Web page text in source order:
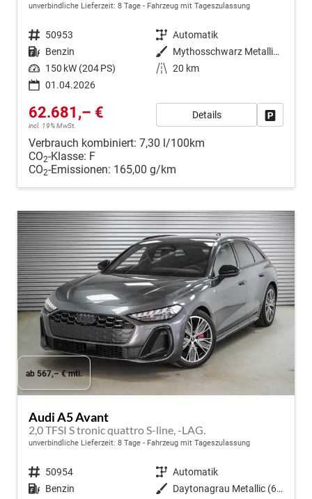
unverbindliche Lieferzeit: 8 Tage Fahrzeug mit Tageszulassung
Fahrzeugnr. 50953 Getriebe Automatik
Kraftstoff Benzin Außenfarbe
Mythosschwarz Metallic (0E)
Leistung 150 kW (204 PS) Kilometerstand 20 km
01.04.2026
62.681,– €
incl. 19% MwSt.
Details
Verbrauch kombiniert: 7,30 l/100km
CO2-Klasse: F
CO2-Emissionen: 165,00 g/km
ab 567,– € mtl.
Audi A5 Avant
2,0 TFSI S tronic quattro S-line, -LAG.
unverbindliche Lieferzeit: 8 Tage Fahrzeug mit Tageszulassung
Fahrzeugnr. 50954 Getriebe Automatik
Kraftstoff Benzin Außenfarbe
Daytonagrau Metallic (6Y)